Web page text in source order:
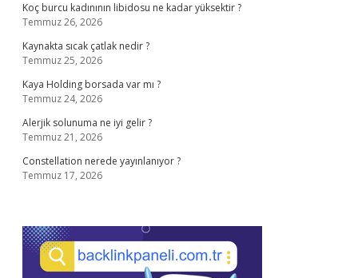
Koç burcu kadınının libidosu ne kadar yüksektir ?
Temmuz 26, 2026
Kaynakta sıcak çatlak nedir ?
Temmuz 25, 2026
Kaya Holding borsada var mı ?
Temmuz 24, 2026
Alerjik solunuma ne iyi gelir ?
Temmuz 21, 2026
Constellation nerede yayınlanıyor ?
Temmuz 17, 2026